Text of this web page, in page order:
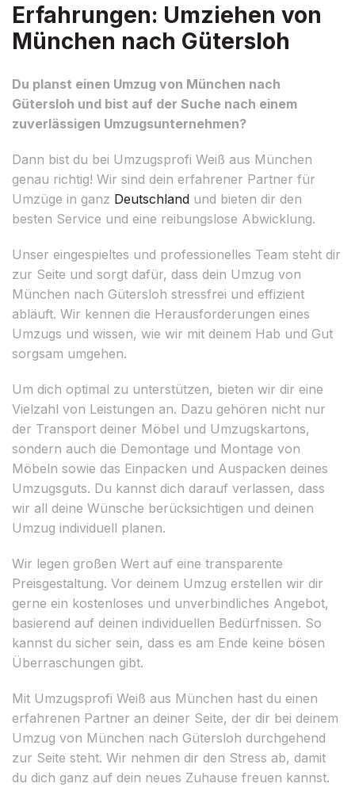
Erfahrungen: Umziehen von
München nach Gütersloh
Du planst einen Umzug von München nach
Gütersloh und bist auf der Suche nach einem
zuverlässigen Umzugsunternehmen?
Dann bist du bei Umzugsprofi Weiß aus München
genau richtig! Wir sind dein erfahrener Partner für
Umzüge in ganz Deutschland und bieten dir den
besten Service und eine reibungslose Abwicklung.
Unser eingespieltes und professionelles Team steht dir
zur Seite und sorgt dafür, dass dein Umzug von
München nach Gütersloh stressfrei und effizient
abläuft. Wir kennen die Herausforderungen eines
Umzugs und wissen, wie wir mit deinem Hab und Gut
sorgsam umgehen.
Um dich optimal zu unterstützen, bieten wir dir eine
Vielzahl von Leistungen an. Dazu gehören nicht nur
der Transport deiner Möbel und Umzugskartons,
sondern auch die Demontage und Montage von
Möbeln sowie das Einpacken und Auspacken deines
Umzugsguts. Du kannst dich darauf verlassen, dass
wir all deine Wünsche berücksichtigen und deinen
Umzug individuell planen.
Wir legen großen Wert auf eine transparente
Preisgestaltung. Vor deinem Umzug erstellen wir dir
gerne ein kostenloses und unverbindliches Angebot,
basierend auf deinen individuellen Bedürfnissen. So
kannst du sicher sein, dass es am Ende keine bösen
Überraschungen gibt.
Mit Umzugsprofi Weiß aus München hast du einen
erfahrenen Partner an deiner Seite, der dir bei deinem
Umzug von München nach Gütersloh durchgehend
zur Seite steht. Wir nehmen dir den Stress ab, damit
du dich ganz auf dein neues Zuhause freuen kannst.